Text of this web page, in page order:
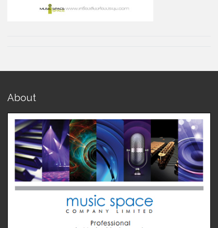
About